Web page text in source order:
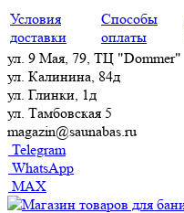
Условия
доставки
Способы
оплаты
ул. 9 Мая, 79, ТЦ "Dommer"
ул. Калинина, 84д
ул. Глинки, 1д
ул. Тамбовская 5
magazin@saunabas.ru
Telegram
WhatsApp
MAX